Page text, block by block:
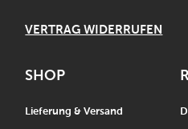
VERTRAG WIDERRUFEN
SHOP
Lieferung & Versand